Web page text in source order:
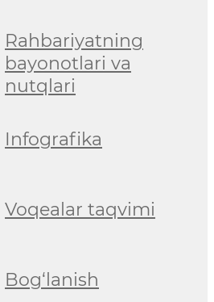
Rahbariyatning
bayonotlari va
nutqlari
Infografika
Voqealar taqvimi
Bog‘lanish